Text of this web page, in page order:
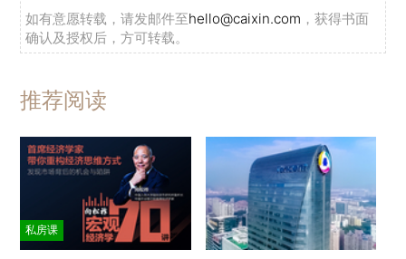
如有意愿转载，请发邮件至hello@caixin.com ，获得书面
确认及授权后，方可转载。
推荐阅读
私房课